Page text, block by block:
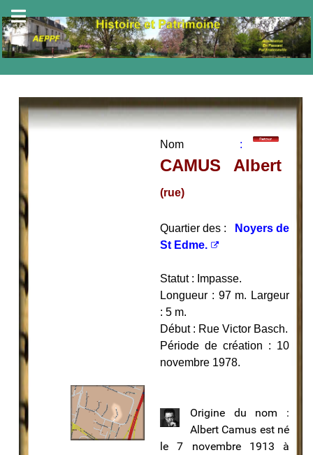
Nom :
CAMUS Albert
(rue)
Quartier des :
Noyers de
St Edme.
Statut : Impasse.
Longueur : 97 m. Largeur
: 5 m.
Début : Rue Victor Basch.
Période de création : 10
novembre 1978.
Originedu nom :
Albert Camus est né
le 7 novembre 1913 à